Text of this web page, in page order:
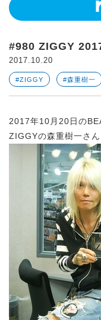
#980 ZIGGY
2017.10.20
#ZIGGY #森重樹一
2017年10月20日の
ZIGGYの森重樹一さん